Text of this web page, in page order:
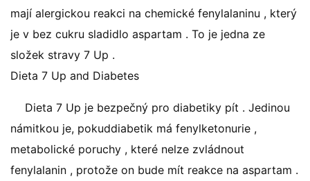
mají alergickou reakci na chemické fenylalaninu , který
je v bez cukru sladidlo aspartam . To je jedna ze
složek stravy 7 Up .
Dieta 7 Up and Diabetes
Dieta 7 Up je bezpečný pro diabetiky pít . Jedinou
námitkou je, pokuddiabetik má fenylketonurie ,
metabolické poruchy , které nelze zvládnout
fenylalanin , protože on bude mít reakce na aspartam .